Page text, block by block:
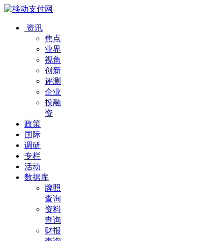
资讯
焦点
业界
视角
创新
评测
企业
投融
资
政策
国际
调研
专栏
活动
数据库
牌照
查询
资料
查询
财报